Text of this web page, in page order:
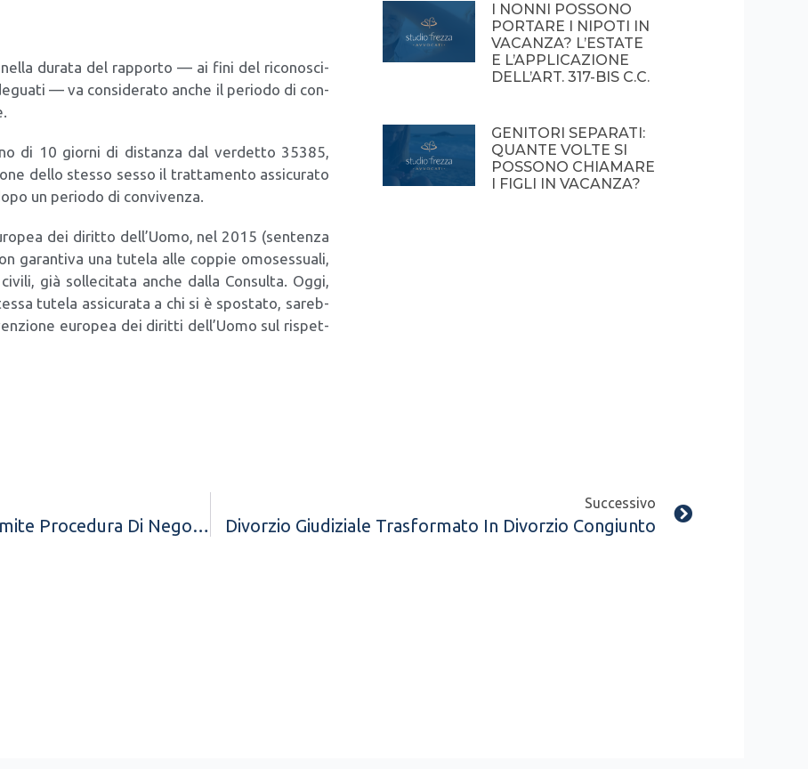
nel­la dura­ta del rap­por­to — ai fini del rico­no­sci­
— va con­si­de­ra­to anche il perio­do di con­
di 10 gior­ni di distan­za dal ver­det­to 35385,
del­lo stes­so ses­so il trat­ta­men­to assi­cu­ra­to
un perio­do di con­vi­ven­za.
dei dirit­to dell’Uomo, nel 2015 (sen­ten­za
garan­ti­va una tute­la alle cop­pie omo­ses­sua­li,
già sol­le­ci­ta­ta anche dal­la Con­sul­ta. Oggi,
tute­la assi­cu­ra­ta a chi si è spo­sta­to, sareb­
euro­pea dei dirit­ti dell’Uomo sul rispet­
I NONNI POSSONO
PORTARE I NIPOTI IN
VACANZA? L’ESTATE
E L’APPLICAZIONE
DELL’ART. 317-BIS C.C.
GENITORI SEPARATI:
QUANTE VOLTE SI
POSSONO CHIAMARE
I FIGLI IN VACANZA?
Separazione Consensuale Tramite Procedura Di Negoziazione Assistita
Successivo
Divorzio Giudiziale Trasformato In Divorzio Congiunto